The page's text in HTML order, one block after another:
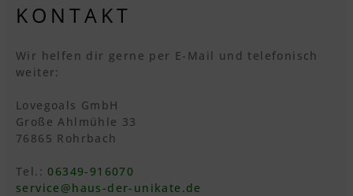
KONTAKT
Wir helfen dir gerne per E-Mail und telefonisch
weiter:
Lovegoals GmbH
Große Ahlmühle 33
76865 Rohrbach
Tel.:06349-916070
service@haus-der-unikate.de